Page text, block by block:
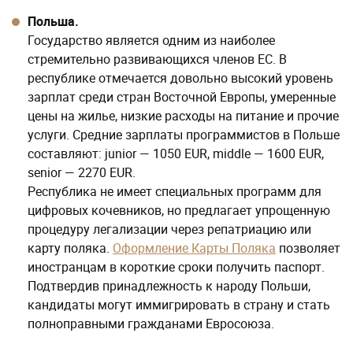
Польша.
Государство является одним из наиболее
стремительно развивающихся членов ЕС. В
республике отмечается довольно высокий уровень
зарплат среди стран Восточной Европы, умеренные
цены на жилье, низкие расходы на питание и прочие
услуги. Средние зарплаты программистов в Польше
составляют: junior — 1050 EUR, middle — 1600 EUR,
senior — 2270 EUR.
Республика не имеет специальных программ для
цифровых кочевников, но предлагает упрощенную
процедуру легализации через репатриацию или
карту поляка. Оформление Карты Поляка позволяет
иностранцам в короткие сроки получить паспорт.
Подтвердив принадлежность к народу Польши,
кандидаты могут иммигрировать в страну и стать
полноправными гражданами Евросоюза.